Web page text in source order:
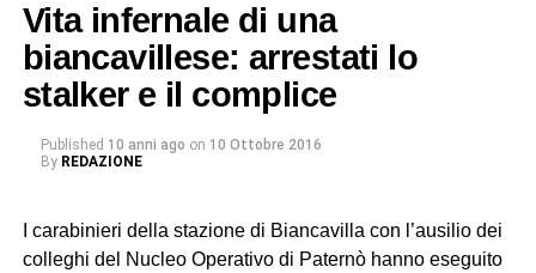
Vita infernale di una
biancavillese: arrestati lo
stalker e il complice
Published 10 anni ago on 10 Ottobre 2016
By REDAZIONE
I carabinieri della stazione di Biancavilla con l’ausilio dei
colleghi del Nucleo Operativo di Paternò hanno eseguito